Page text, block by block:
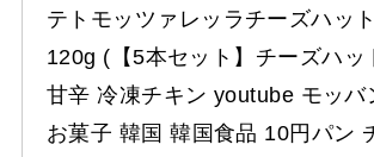
テトモッツァレッラチーズハッ
120g (【5本セット】チーズハッ
甘辛 冷凍チキン youtube モッバ
お菓子 韓国 韓国食品 10円パン